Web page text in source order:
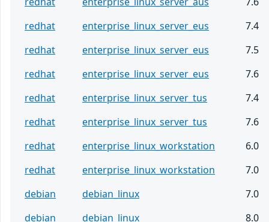
redhat
enterprise_linux_server_eus
7.4
redhat
enterprise_linux_server_eus
7.5
redhat
enterprise_linux_server_eus
7.6
redhat
enterprise_linux_server_tus
7.4
redhat
enterprise_linux_server_tus
7.6
redhat
enterprise_linux_workstation
6.0
redhat
enterprise_linux_workstation
7.0
debian
debian_linux
7.0
debian
debian_linux 8.0